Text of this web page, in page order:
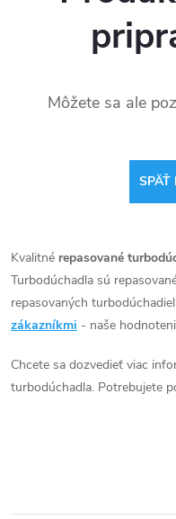
Môžete sa ale
SPÄŤ
Kvalitné repasované
Turbodúchadla sú
repasovaných
zákazníkmi - naše
Chcete sa dozvedieť viac
turbodúchadla. Potrebujete